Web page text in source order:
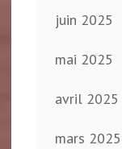
juin 2025
mai 2025
avril 2025
mars 2025